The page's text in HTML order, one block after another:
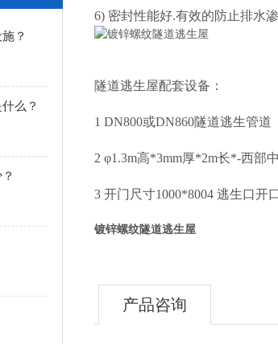
6) 密封性能好.有效的防止排水
隧道逃生屋配套设备：
1 DN800或DN860隧道逃生管道
2 φ1.3m高*3mm厚*2m长*-西部
3 开门尺寸1000*8004 逃生口开
镀锌螺纹隧道逃生屋
产品咨询
？
么？